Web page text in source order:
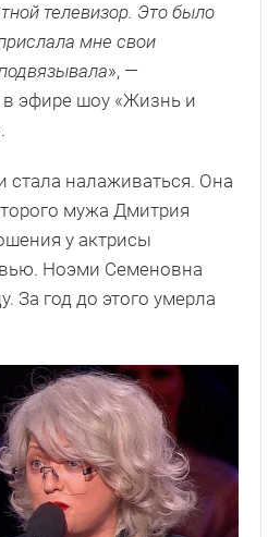
телевизор. Это было
мне свои
», —
эфире шоу «Жизнь и
стала налаживаться. Она
мужа Дмитрия
у актрисы
Ноэми Семеновна
За год до этого умерла